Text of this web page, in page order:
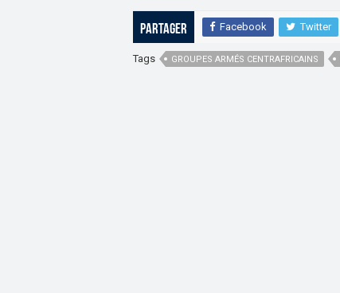
Partager Facebook Twitter
Tags GROUPES ARMÉS CENTRAFRICAINS